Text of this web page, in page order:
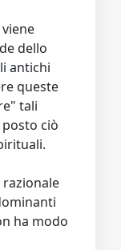
dello
antichi
queste
tali
ciò
ha modo